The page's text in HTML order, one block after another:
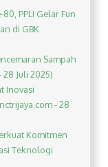
80, PPLI Gelar Fun
di GBK
Sampah
Juli 2025)
Inovasi
- 28
Komitmen
Teknologi